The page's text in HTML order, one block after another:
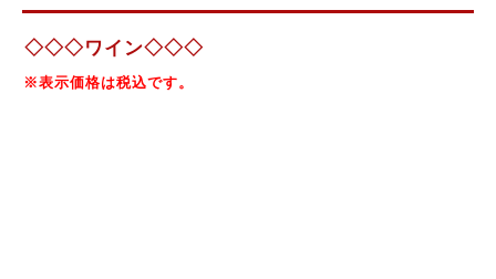
◇◇◇ワイン◇◇◇
※表示価格は税込です。